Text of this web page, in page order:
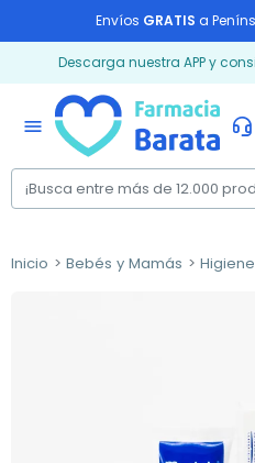
Envíos GRATIS a
Descarga nuestra APP y
menu
Inicio Bebés y Mamás